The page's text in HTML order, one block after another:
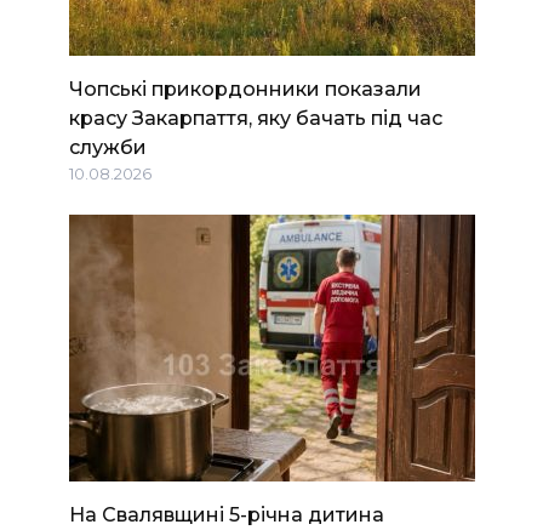
Чопські прикордонники показали
красу Закарпаття, яку бачать під час
служби
10.08.2026
На Свалявщині 5-річна дитина